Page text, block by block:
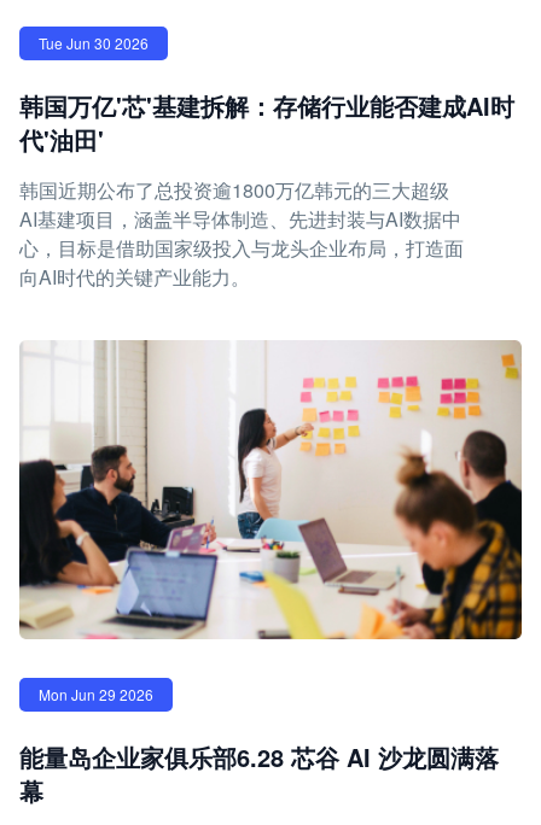
Tue Jun 30 2026
韩国万亿'芯'基建拆解：存储行业能否建成AI时
代'油田'
韩国近期公布了总投资逾1800万亿韩元的三大超级
AI基建项目，涵盖半导体制造、先进封装与AI数据中
心，目标是借助国家级投入与龙头企业布局，打造面
向AI时代的关键产业能力。
Mon Jun 29 2026
能量岛企业家俱乐部6.28 芯谷 AI 沙龙圆满落
幕